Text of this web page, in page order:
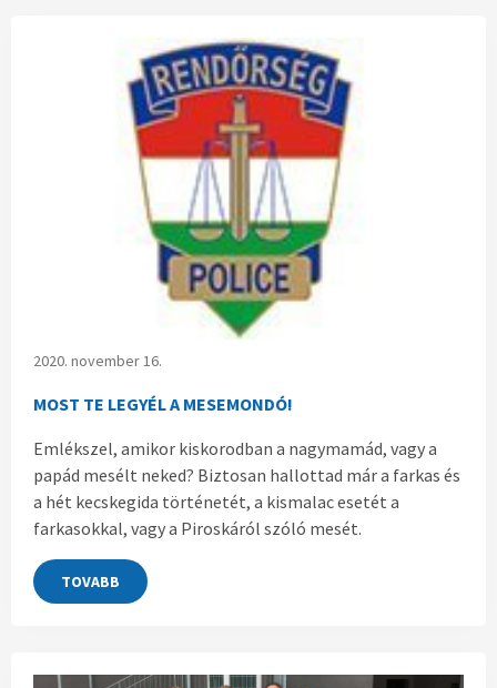
2020. november 16.
MOST TE LEGYÉL A MESEMONDÓ!
Emlékszel, amikor kiskorodban a nagymamád, vagy a
papád mesélt neked? Biztosan hallottad már a farkas és
a hét kecskegida történetét, a kismalac esetét a
farkasokkal, vagy a Piroskáról szóló mesét.
TOVABB